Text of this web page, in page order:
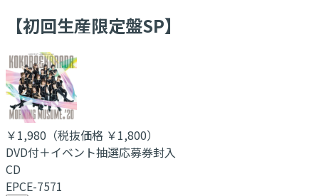
【初回生産限定盤SP】
￥1,980 （税抜価格 ￥1,800）
DVD付＋イベント抽選応募券封入
CD
EPCE-7571